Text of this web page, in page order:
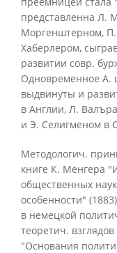
представленна Л.
Моргенштерном,
Хаберлером,
развитии совр.
Одновременное А.
выдвинуты и
в Англии, Л.
и Э. Селигменом в
Методологич.
книге К. Менгера
общественных
особенности"
в немецкой
теоретич.
"Основания